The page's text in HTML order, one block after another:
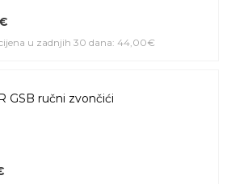
u zadnjih 30 dana: 44,00€
GSB ručni zvončići